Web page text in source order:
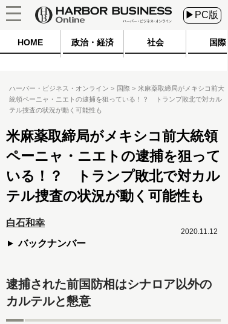
▶PC版
HOME 政治・経済 社会 国際
ハーバー・ビジネス・オンライン 国際
米麻薬取締局がメキシコ前大
統領ペーニャ・ニエトの逮捕を狙っている！？ トランプ敗北で対カル
テル捜査の状況が動く可能性も
米麻薬取締局がメキシコ前大統領
ペーニャ・ニエトの逮捕を狙って
いる！？ トランプ敗北で対カル
テル捜査の状況が動く可能性も
白石和幸
バックナンバー
2020.11.12
逮捕された前国防相はシナロア以外の
カルテルと懇意